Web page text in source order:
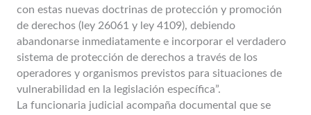
con estas nuevas doctrinas de protección y promoción
de derechos (ley 26061 y ley 4109), debiendo
abandonarse inmediatamente e incorporar el verdadero
sistema de protección de derechos a través de los
operadores y organismos previstos para situaciones de
vulnerabilidad en la legislación específica”.
La funcionaria judicial acompaña documental que se